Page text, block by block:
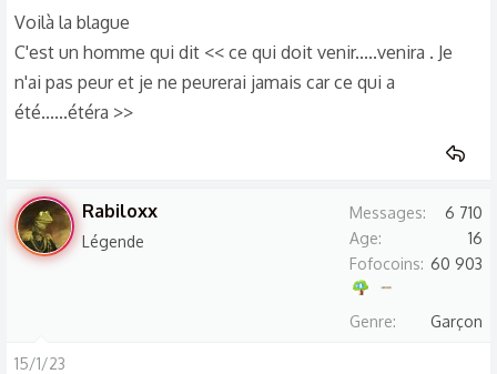
Voilà la blague
C'est un homme qui dit << ce qui doit venir.....venira . Je
n'ai pas peur et je ne peurerai jamais car ce qui a
été......étéra >>
Rabiloxx
Légende
Messages
6 710
Age
16
Fofocoins 60 903
Genre Garçon
15/1/23